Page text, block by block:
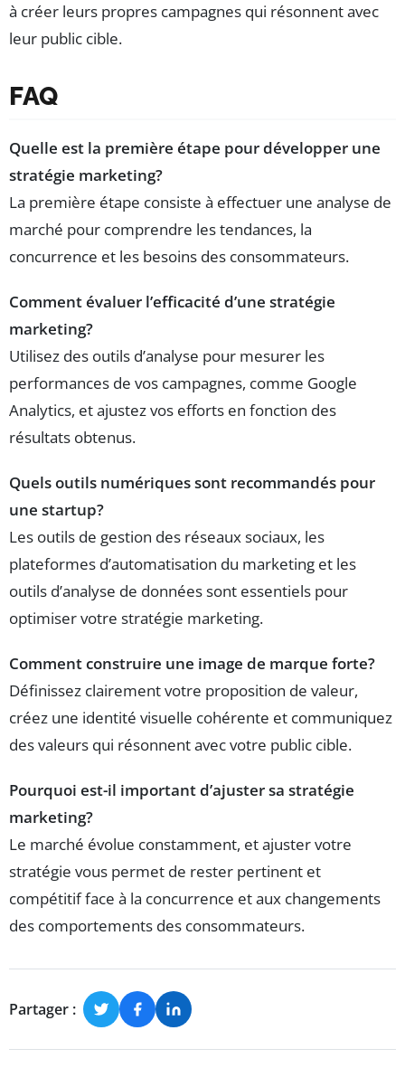
à créer leurs propres campagnes qui résonnent avec
leur public cible.
FAQ
Quelle est la première étape pour développer une
stratégie marketing?
La première étape consiste à effectuer une analyse de
marché pour comprendre les tendances, la
concurrence et les besoins des consommateurs.
Comment évaluer l’efficacité d’une stratégie
marketing?
Utilisez des outils d’analyse pour mesurer les
performances de vos campagnes, comme Google
Analytics, et ajustez vos efforts en fonction des
résultats obtenus.
Quels outils numériques sont recommandés pour
une startup?
Les outils de gestion des réseaux sociaux, les
plateformes d’automatisation du marketing et les
outils d’analyse de données sont essentiels pour
optimiser votre stratégie marketing.
Comment construire une image de marque forte?
Définissez clairement votre proposition de valeur,
créez une identité visuelle cohérente et communiquez
des valeurs qui résonnent avec votre public cible.
Pourquoi est-il important d’ajuster sa stratégie
marketing?
Le marché évolue constamment, et ajuster votre
stratégie vous permet de rester pertinent et
compétitif face à la concurrence et aux changements
des comportements des consommateurs.
Partager :